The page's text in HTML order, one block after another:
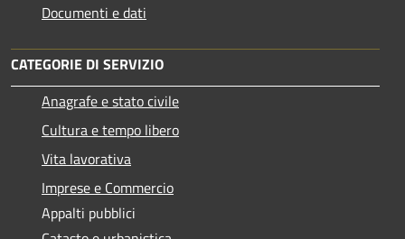
Documenti e dati
CATEGORIE DI SERVIZIO
Anagrafe e stato civile
Cultura e tempo libero
Vita lavorativa
Imprese e Commercio
Appalti pubblici